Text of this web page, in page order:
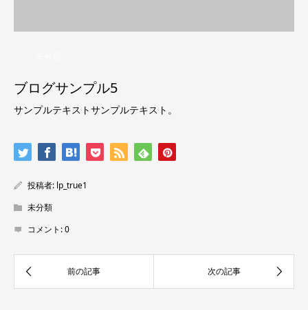
ブログサンプル5
サンプルテキストサンプルテキスト。
投稿者: lp_true1
未分類
コメント:0